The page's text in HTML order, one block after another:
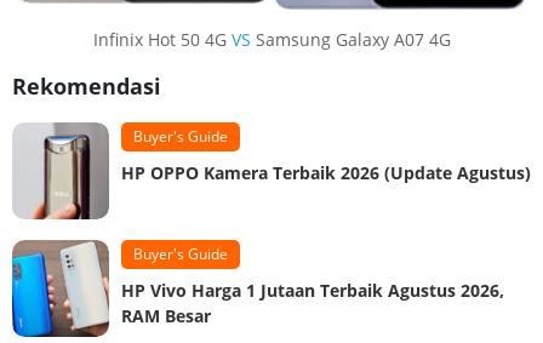
Infinix Hot 50 4G VS Samsung Galaxy A07 4G
Rekomendasi
Buyer's Guide
HP OPPO Kamera Terbaik 2026 (Update Agustus)
Buyer's Guide
HP Vivo Harga 1 Jutaan Terbaik Agustus 2026,
RAM Besar